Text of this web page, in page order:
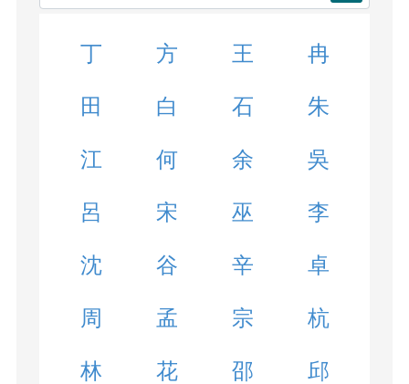
丁 方 王 冉
田 白 石 朱
江 何 余 吳
呂 宋 巫 李
沈 谷 辛 卓
周 孟 宗 杭
林 花 邵 邱